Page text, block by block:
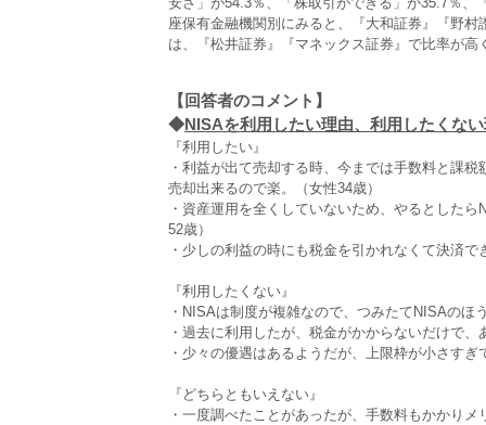
座保有金融機関別にみると、『大和証券』『野
は、『松井証券』『マネックス証券』で比率が高
【回答者のコメント】
◆NISAを利用したい理由、利用したくな
『利用したい』
・利益が出て売却する時、今までは手数料と課
売却出来るので楽。（女性34歳）
・資産運用を全くしていないため、やるとした
52歳）
・少しの利益の時にも税金を引かれなくて決済で
『利用したくない』
・NISAは制度が複雑なので、つみたてNISAのほ
・過去に利用したが、税金がかからないだけで
・少々の優遇はあるようだが、上限枠が小さす
『どちらともいえない』
・一度調べたことがあったが、手数料もかかり